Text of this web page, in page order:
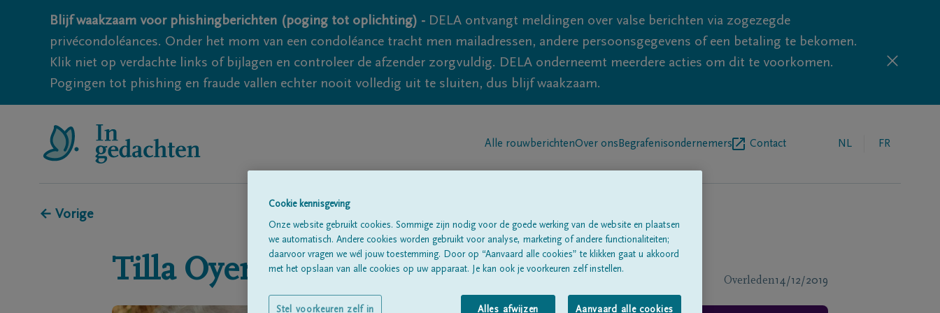
Blijf waakzaam voor phishingberichten (poging tot oplichting) - DELA ontvangt meldingen over valse berichten via zogezegde
privécondoléances. Onder het mom van een condoléance tracht men mailadressen, andere persoonsgegevens of een betaling te bekomen.
Klik niet op verdachte links of bijlagen en controleer de afzender zorgvuldig. DELA onderneemt meerdere acties om dit te voorkomen.
Pogingen tot phishing en fraude vallen echter nooit volledig uit te sluiten, dus blijf waakzaam.
Alle rouwberichtenOver ons Begrafenisondernemers Contact NL FR
← Vorige
Tilla Oyen Overleden14/12/2019
Cookie kennisgeving
Onze website gebruikt cookies. Sommige zijn nodig voor de goede werking van de website en plaatsen
we automatisch. Andere cookies worden gebruikt voor analyse, marketing of andere functionaliteiten;
daarvoor vragen we wél jouw toestemming. Door op “Aanvaard alle cookies” te klikken gaat u akkoord
met het opslaan van alle cookies op uw apparaat. Je kan ook je voorkeuren zelf instellen.
Alles afwijzen Aanvaard alle cookies
Stel voorkeuren zelf in